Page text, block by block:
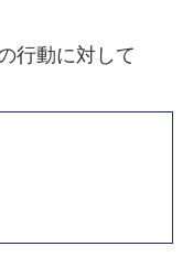
行動に対して